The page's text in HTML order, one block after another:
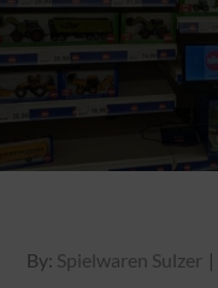
By: Spielwaren Sulzer